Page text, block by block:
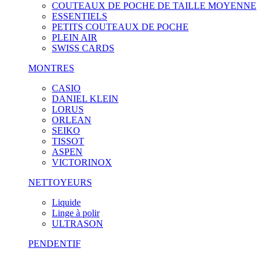
COUTEAUX DE POCHE DE TAILLE MOYENNE
ESSENTIELS
PETITS COUTEAUX DE POCHE
PLEIN AIR
SWISS CARDS
MONTRES
CASIO
DANIEL KLEIN
LORUS
ORLEAN
SEIKO
TISSOT
ASPEN
VICTORINOX
NETTOYEURS
Liquide
Linge à polir
ULTRASON
PENDENTIF